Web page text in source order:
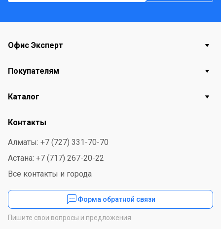
Офис Эксперт
Покупателям
Каталог
Контакты
Алматы: +7 (727) 331-70-70
Астана: +7 (717) 267-20-22
Все контакты и города
Форма обратной связи
Пишите свои вопросы и предложения